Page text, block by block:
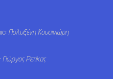
Πολυξένη Κουσινιώρη
Ρετίκας